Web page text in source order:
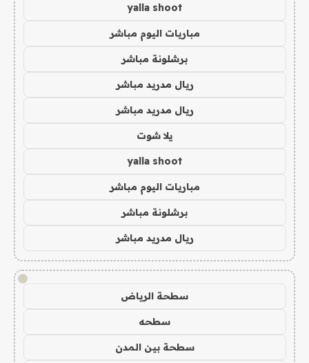
yalla shoot
مباريات اليوم مباشر
برشلونة مباشر
ريال مدريد مباشر
ريال مدريد مباشر
يلا شوت
yalla shoot
مباريات اليوم مباشر
برشلونة مباشر
ريال مدريد مباشر
!
سطحة الرياض
سطحه
سطحة بين المدن